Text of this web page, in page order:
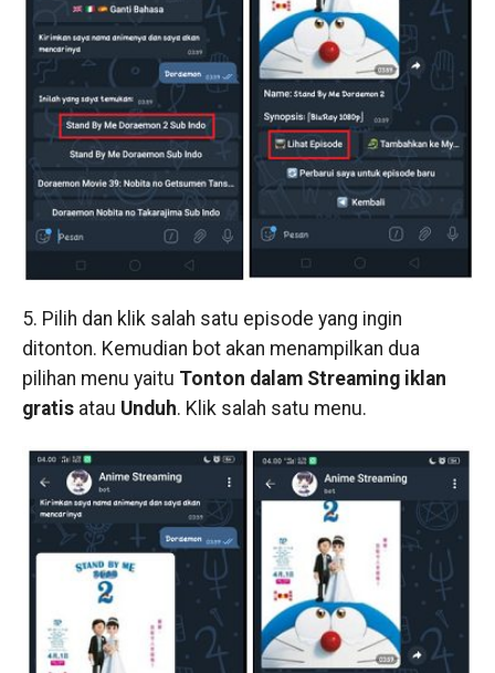
5. Pilih dan klik salah satu episode yang ingin
ditonton. Kemudian bot akan menampilkan dua
pilihan menu yaitu Tonton dalam Streaming iklan
gratisatau Unduh. Klik salah satu menu.